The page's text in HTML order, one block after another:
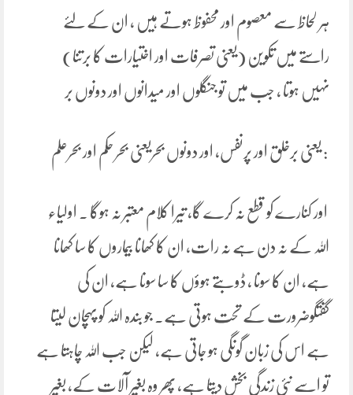
ہر لحاظ سے معصوم اور محفوظ ہوتے ہیں ، ان کے لئے
راستے میں تکوین (یعنی تصرفات اور اختیارات کا برتنا)
نہیں ہوتا ، جب میں تو جنگلوں اور میدانوں اور دونوں بر
: یعنی برخلق اور پرنفس، اور دونوں بحریعنی بحر حکم اور بحرعلم
اور کنارے کو قطع نہ کرے گا، تیرا کلام معتبر نہ ہوگا ۔ اولیاء
اللہ کے نہ دن ہے نہ رات، ان کا کھانا بیماروں کا سا کھانا
ہے، ان کا سونا ، ڈوبتے ہوؤں کا سا سونا ہے، ان کی
گفتگوضرورت کے تحت ہوتی ہے۔ جو بندہ اللہ کو پہچان لیتا
ہے اس کی زبان گونگی ہو جاتی ہے، لیکن جب اللہ چاہتا ہے
تو اسے نئی زندگی بخش دیتا ہے، پھر وہ بغیر آلات کے، بغیر